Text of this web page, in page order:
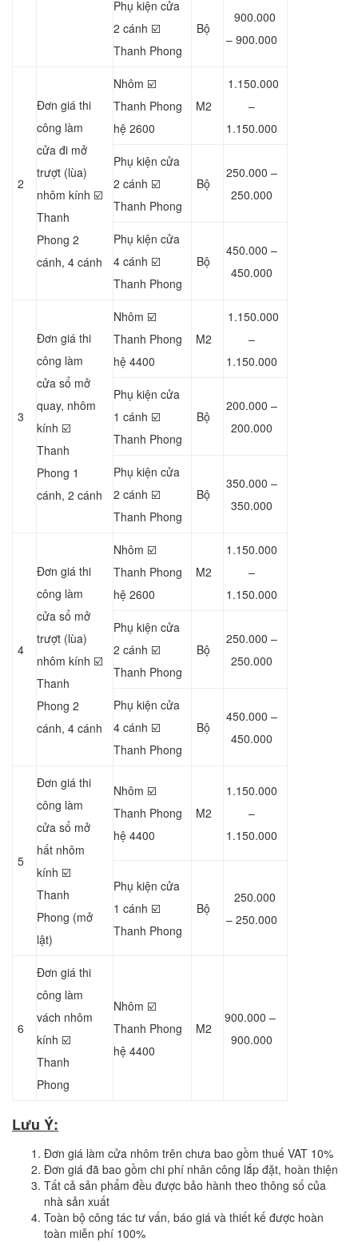
Phụ kiện cửa
2 cánh ☑️
Thanh Phong
Bộ
900.000
– 900.000
2
Đơn giá thi
công làm
cửa đi mở
trượt (lùa)
nhôm kính ☑️
Thanh
Phong 2
cánh, 4 cánh
Nhôm ☑️
Thanh Phong
hệ 2600
M2
1.150.000
–
1.150.000
Phụ kiện cửa
2 cánh ☑️
Thanh Phong
Bộ
250.000 –
250.000
Phụ kiện cửa
4 cánh ☑️
Thanh Phong
Bộ
450.000 –
450.000
3
Đơn giá thi
công làm
cửa sổ mở
quay, nhôm
kính ☑️
Thanh
Phong 1
cánh, 2 cánh
Nhôm ☑️
Thanh Phong
hệ 4400
M2
1.150.000
–
1.150.000
Phụ kiện cửa
1 cánh ☑️
Thanh Phong
Bộ
200.000 –
200.000
Phụ kiện cửa
2 cánh ☑️
Thanh Phong
Bộ
350.000 –
350.000
4
Đơn giá thi
công làm
cửa sổ mở
trượt (lùa)
nhôm kính ☑️
Thanh
Phong 2
cánh, 4 cánh
Nhôm ☑️
Thanh Phong
hệ 2600
M2
1.150.000
–
1.150.000
Phụ kiện cửa
2 cánh ☑️
Thanh Phong
Bộ
250.000 –
250.000
Phụ kiện cửa
4 cánh ☑️
Thanh Phong
Bộ
450.000 –
450.000
5
Đơn giá thi
công làm
cửa sổ mở
hất nhôm
kính ☑️
Thanh
Phong (mở
lật)
Nhôm ☑️
Thanh Phong
hệ 4400
M2
1.150.000
–
1.150.000
Phụ kiện cửa
1 cánh ☑️
Thanh Phong
Bộ
250.000
– 250.000
6
Đơn giá thi
công làm
vách nhôm
kính ☑️
Thanh
Phong
Nhôm ☑️
Thanh Phong
hệ 4400
M2
900.000 –
900.000
Lưu Ý:
Đơn giá làm cửa nhôm trên chưa bao gồm thuế VAT 10%
Đơn giá đã bao gồm chi phí nhân công lắp đặt, hoàn thiện
Tất cả sản phẩm đều được bảo hành theo thông số của
nhà sản xuất
Toàn bộ công tác tư vấn, báo giá và thiết kế được hoàn
toàn miễn phí 100%